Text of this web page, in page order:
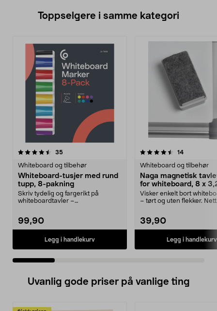
Toppselgere i samme kategori
35anmeldelser
Whiteboard og tilbehør
Whiteboard-tusjer med rund
tupp, 8-pakning
Skriv tydelig og fargerikt på
whiteboardtavler –
99,90
Legg i handlekurv
4.5 av 5 stjerner 14anmeldelser
Whiteboard og tilbehør
Naga magnetisk
for whiteboard, 8 x
Visker enkelt bort
– tørt og uten flekker. Nett
39,90
Legg i handlekurv
4.0 av 5 stjerner
Uvanlig gode priser på vanlige ting